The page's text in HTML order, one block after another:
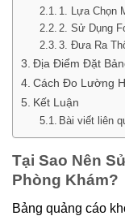
1. Lựa Chọn
2. Sử Dụng
3. Đưa Ra
Địa Điểm Đặt
Cách Đo Lường
Kết Luận
Bài viết liên
Tại Sao Nên
Phòng Khám?
Bảng quảng cáo